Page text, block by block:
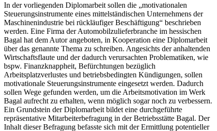
In der vorliegenden Diplomarbeit sollen die „motivationalen
Steuerungsinstrumente eines mittelständischen Unternehmens der
Maschinenindustrie bei rückläufiger Beschäftigung“ beschrieben
werden. Eine Firma der Automobilzulieferbranche im hessischen
Bagal hat dem Autor angeboten, in Kooperation eine Diplomarbeit
über das genannte Thema zu schreiben. Angesichts der anhaltenden
Wirtschaftsflaute und der dadurch verursachten Problematiken, wie
bspw. Finanzknappheit, Befürchtungen bezüglich
Arbeitsplatzverlustes und betriebsbedingten Kündigungen, sollen
motivationale Steuerungsinstrumente eingesetzt werden. Dadurch
sollen Wege gefunden werden, um die Arbeitsmotivation im Werk
Bagal aufrecht zu erhalten, wenn möglich sogar noch zu verbessern.
Ein Grundstein der Diplomarbeit bildet eine durchgeführte
repräsentative Mitarbeiterbefragung in der Betriebsstätte Bagal. Der
Inhalt dieser Befragung befasste sich mit der Ermittlung potentieller